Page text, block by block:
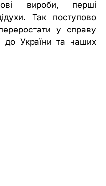
вироби, перші
Так поступово
у справу
до України та наших